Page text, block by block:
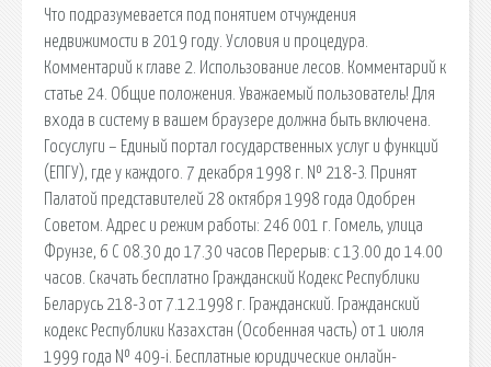
Что подразумевается под понятием отчуждения
недвижимости в 2019 году. Условия и процедура.
Комментарий к главе 2. Использование лесов. Комментарий к
статье 24. Общие положения. Уважаемый пользователь! Для
входа в систему в вашем браузере должна быть включена.
Госуслуги – Единый портал государственных услуг и функций
(ЕПГУ), где у каждого. 7 декабря 1998 г. № 218-З. Принят
Палатой представителей 28 октября 1998 года Одобрен
Советом. Адрес и режим работы: 246 001 г. Гомель, улица
Фрунзе, 6 С 08.30 до 17.30 часов Перерыв: с 13.00 до 14.00
часов. Скачать бесплатно Гражданский Кодекс Республики
Беларусь 218-З от 7.12.1998 г. Гражданский. Гражданский
кодекс Республики Казахстан (Особенная часть) от 1 июля
1999 года № 409-i. Бесплатные юридические онлайн-